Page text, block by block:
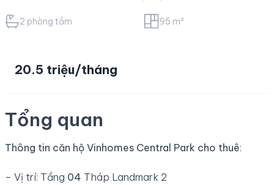
2 phòng tắm 95 m²
20.5 triệu/tháng
Tổng quan
Thông tin căn hộ Vinhomes Central Park cho thuê:
– Vị trí: Tầng 04 Tháp Landmark 2